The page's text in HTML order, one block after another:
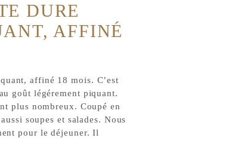
DURE
AFFINÉ
affiné 18 mois. C’est
goût légérement piquant.
plus nombreux. Coupé en
soupes et salades. Nous
pour le déjeuner. Il